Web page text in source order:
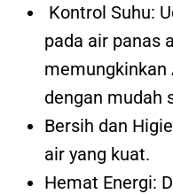
Kontrol Suhu:
pada air panas
memungkinkan
dengan mudah
Bersih dan
air yang kuat.
Hemat Energi: